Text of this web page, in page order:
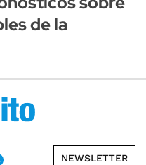
de la
NEWSLETTER